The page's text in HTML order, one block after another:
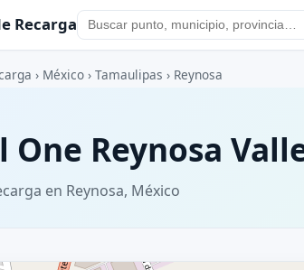
Recarga
› México › Tamaulipas › Reynosa
One Reynosa
en Reynosa, México